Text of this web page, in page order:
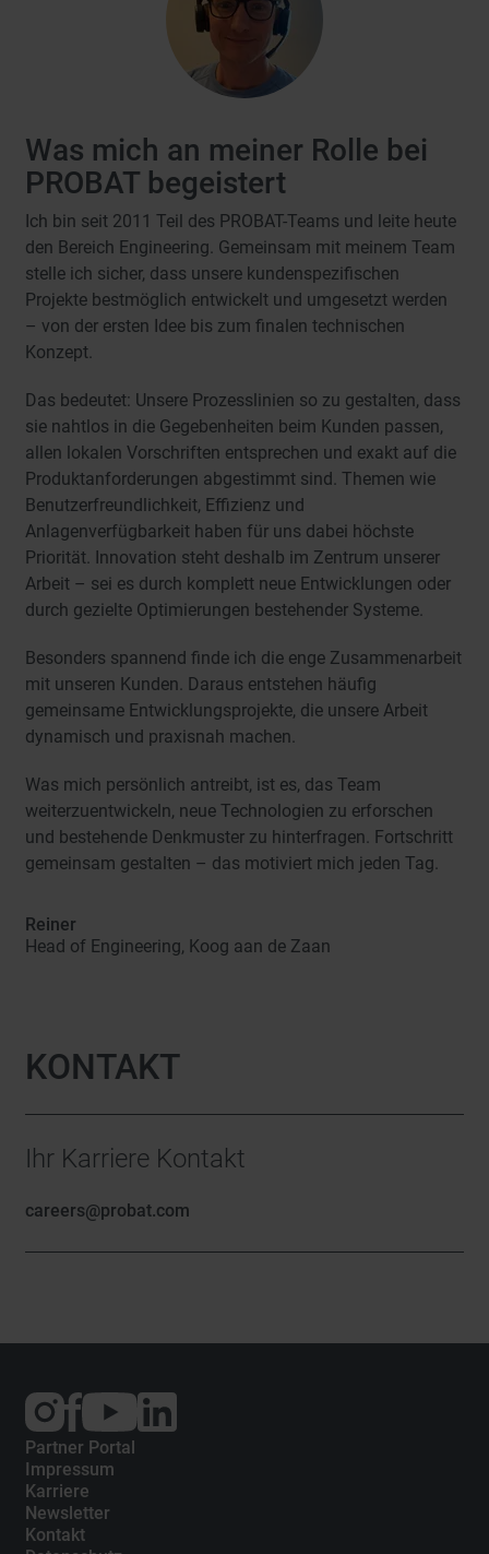
Was mich an meiner Rolle bei
PROBAT begeistert
Ich bin seit 2011 Teil des PROBAT-Teams und leite heute
den Bereich Engineering. Gemeinsam mit meinem Team
stelle ich sicher, dass unsere kundenspezifischen
Projekte bestmöglich entwickelt und umgesetzt werden
– von der ersten Idee bis zum finalen technischen
Konzept.
Das bedeutet: Unsere Prozesslinien so zu gestalten, dass
sie nahtlos in die Gegebenheiten beim Kunden passen,
allen lokalen Vorschriften entsprechen und exakt auf die
Produktanforderungen abgestimmt sind. Themen wie
Benutzerfreundlichkeit, Effizienz und
Anlagenverfügbarkeit haben für uns dabei höchste
Priorität. Innovation steht deshalb im Zentrum unserer
Arbeit – sei es durch komplett neue Entwicklungen oder
durch gezielte Optimierungen bestehender Systeme.
Besonders spannend finde ich die enge Zusammenarbeit
mit unseren Kunden. Daraus entstehen häufig
gemeinsame Entwicklungsprojekte, die unsere Arbeit
dynamisch und praxisnah machen.
Was mich persönlich antreibt, ist es, das Team
weiterzuentwickeln, neue Technologien zu erforschen
und bestehende Denkmuster zu hinterfragen. Fortschritt
gemeinsam gestalten – das motiviert mich jeden Tag.
Reiner
Head of Engineering, Koog aan de Zaan
KONTAKT
Ihr Karriere Kontakt
careers@probat.com
Externer
Link:
Instagram
Externer
Link:
Facebook
Externer
Link:
Partner Portal
Impressum
Karriere
Newsletter
Kontakt